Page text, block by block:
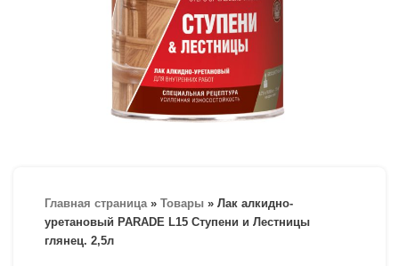
Главная страница » Товары » Лак алкидно-
уретановый PARADE L15 Ступени и Лестницы
глянец. 2,5л